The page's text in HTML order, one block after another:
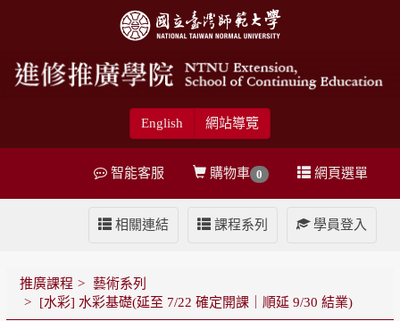
English 網站導覽
網頁選單
購物車 0
智能客服
學員登入
課程系列
相關連結
推廣課程
藝術系列
[水彩] 水彩基礎(延至 7/22 確定開課｜順延 9/30 結業)